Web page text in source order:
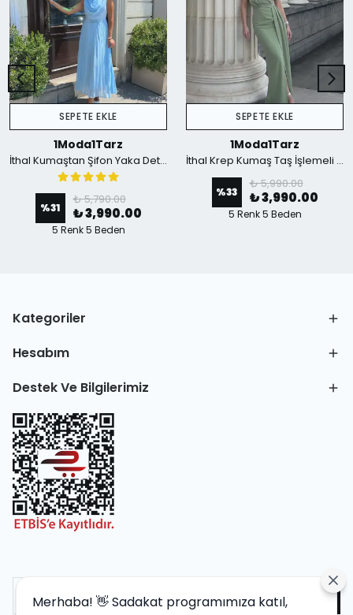
SEPETE EKLE
1Moda1Tarz
İthal Kumaştan Şifon Yaka Detaylı Piliseli Kemerli Astarlı Özel Tasarım Elbise - mavi
%31
₺ 5,790.00
₺ 3,990.00
5 Renk 5 Beden
SEPETE EKLE
1Moda1Tarz
İthal Krep Kumaş Taş İşlemeli Askılı Astarlı Özel Tasarım Yırtmaçlı Maxi Elbise - Yeşil
%33
₺ 5,990.00
₺ 3,990.00
5 Renk 5 Beden
Kategoriler
Hesabım
Destek Ve Bilgilerimiz
Merhaba! 👋 Sadakat programımıza katıl,